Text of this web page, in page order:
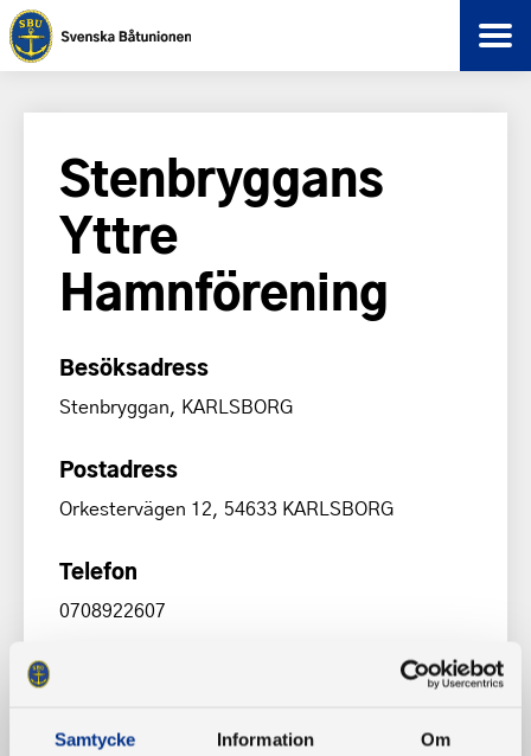
Samtycke Information Om
Stenbryggans
Yttre
Hamnförening
Besöksadress
Stenbryggan, KARLSBORG
Postadress
Orkestervägen 12, 54633 KARLSBORG
Telefon
0708922607